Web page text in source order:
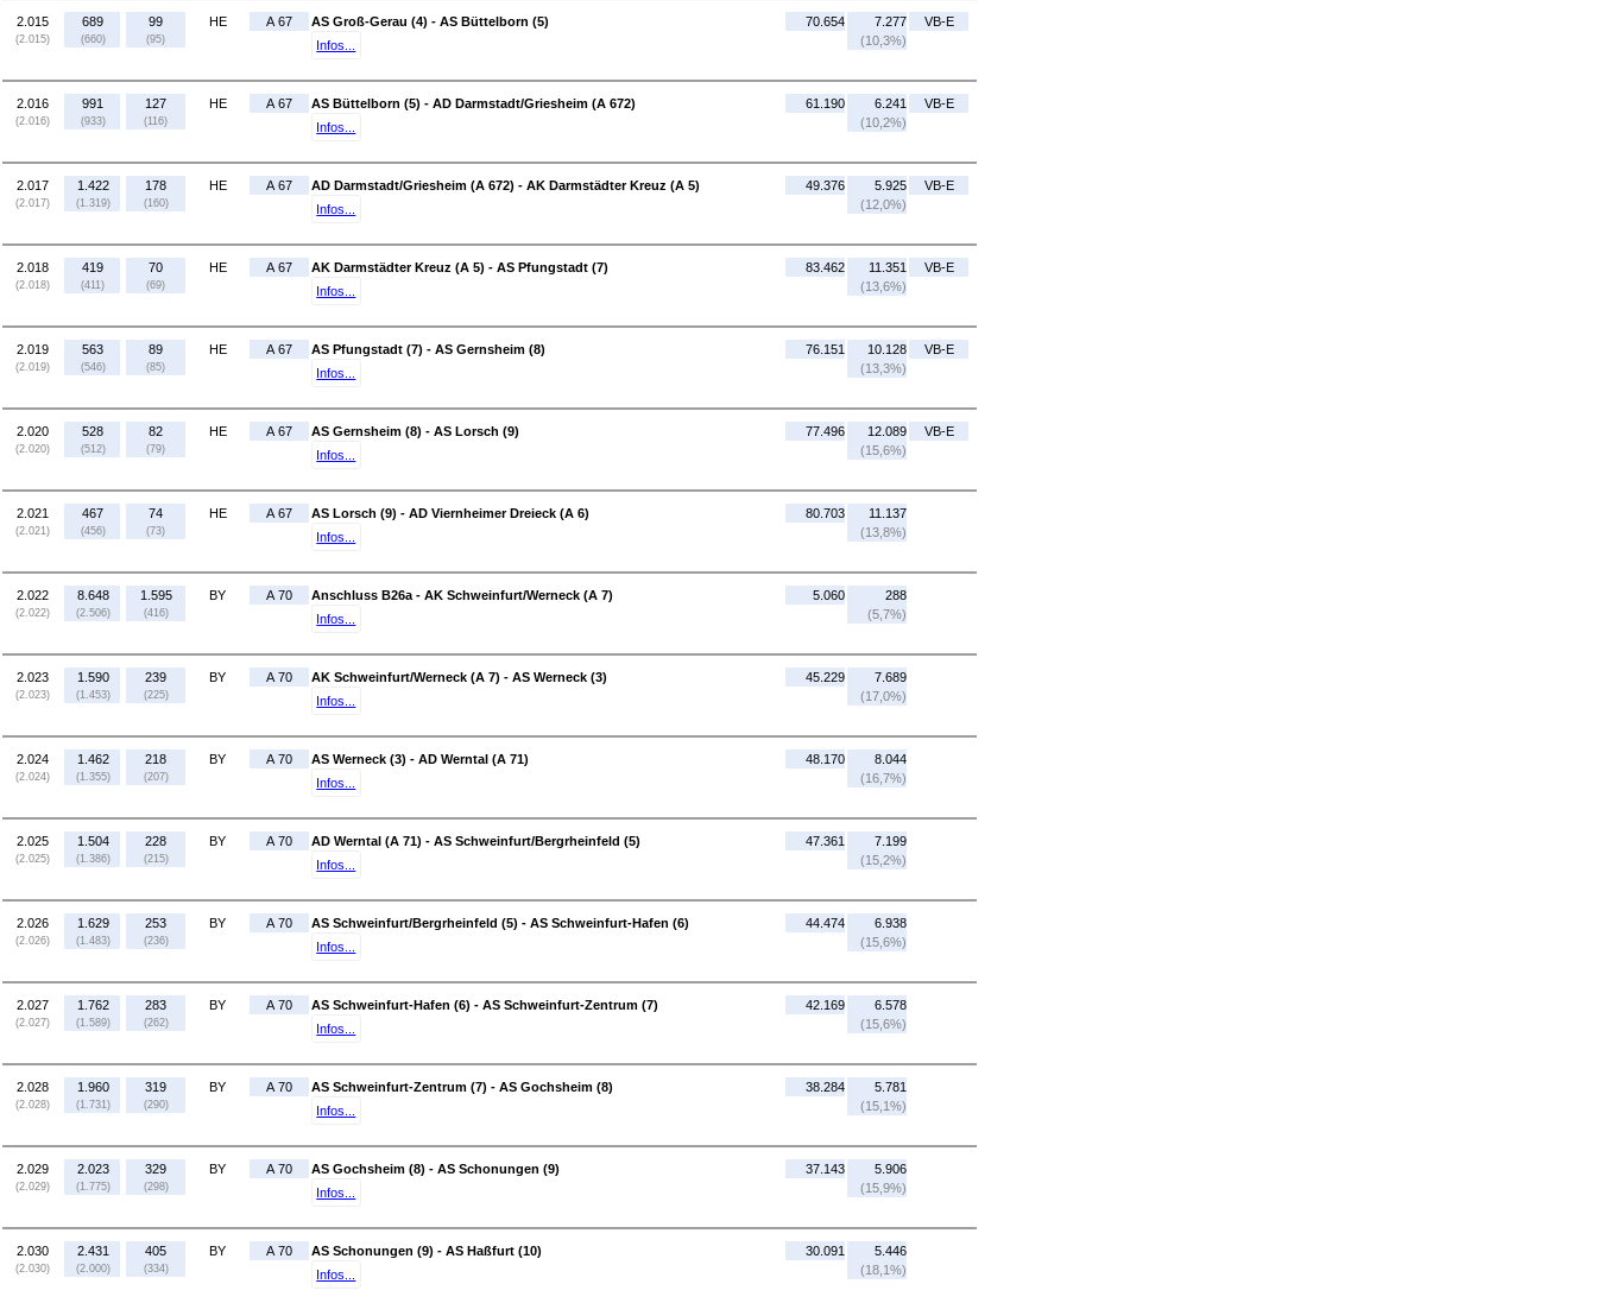
2.015
(2.015)
689
(660)
99
(95)
HE A 67
AS Groß-Gerau (4) - AS Büttelborn (5)
Infos...
70.654
7.277
(10,3%)
VB-E
2.016
(2.016)
991
(933)
127
(116)
HE A 67
AS Büttelborn (5) - AD Darmstadt/Griesheim (A 672)
Infos...
61.190
6.241
(10,2%)
VB-E
2.017
(2.017)
1.422
(1.319)
178
(160)
HE A 67
AD Darmstadt/Griesheim (A 672) - AK Darmstädter Kreuz (A 5)
Infos...
49.376
5.925
(12,0%)
VB-E
2.018
(2.018)
419
(411)
70
(69)
HE A 67
AK Darmstädter Kreuz (A 5) - AS Pfungstadt (7)
Infos...
83.462
11.351
(13,6%)
VB-E
2.019
(2.019)
563
(546)
89
(85)
HE A 67
AS Pfungstadt (7) - AS Gernsheim (8)
Infos...
76.151
10.128
(13,3%)
VB-E
2.020
(2.020)
528
(512)
82
(79)
HE A 67
AS Gernsheim (8) - AS Lorsch (9)
Infos...
77.496
12.089
(15,6%)
VB-E
2.021
(2.021)
467
(456)
74
(73)
HE A 67
AS Lorsch (9) - AD Viernheimer Dreieck (A 6)
Infos...
80.703
11.137
(13,8%)
2.022
(2.022)
8.648
(2.506)
1.595
(416)
BY A 70
Anschluss B26a - AK Schweinfurt/Werneck (A 7)
Infos...
5.060
288
(5,7%)
2.023
(2.023)
1.590
(1.453)
239
(225)
BY A 70
AK Schweinfurt/Werneck (A 7) - AS Werneck (3)
Infos...
45.229
7.689
(17,0%)
2.024
(2.024)
1.462
(1.355)
218
(207)
BY A 70
AS Werneck (3) - AD Werntal (A 71)
Infos...
48.170
8.044
(16,7%)
2.025
(2.025)
1.504
(1.386)
228
(215)
BY A 70
AD Werntal (A 71) - AS Schweinfurt/Bergrheinfeld (5)
Infos...
47.361
7.199
(15,2%)
2.026
(2.026)
1.629
(1.483)
253
(236)
BY A 70
AS Schweinfurt/Bergrheinfeld (5) - AS Schweinfurt-Hafen (6)
Infos...
44.474
6.938
(15,6%)
2.027
(2.027)
1.762
(1.589)
283
(262)
BY A 70
AS Schweinfurt-Hafen (6) - AS Schweinfurt-Zentrum (7)
Infos...
42.169
6.578
(15,6%)
2.028
(2.028)
1.960
(1.731)
319
(290)
BY A 70
AS Schweinfurt-Zentrum (7) - AS Gochsheim (8)
Infos...
38.284
5.781
(15,1%)
2.029
(2.029)
2.023
(1.775)
329
(298)
BY A 70
AS Gochsheim (8) - AS Schonungen (9)
Infos...
37.143
5.906
(15,9%)
2.030
(2.030)
2.431
(2.000)
405
(334)
BY A 70
AS Schonungen (9) - AS Haßfurt (10)
Infos...
30.091
5.446
(18,1%)